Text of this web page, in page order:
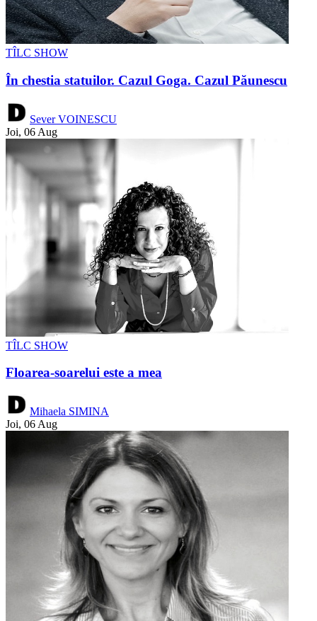
TÎLC SHOW
În chestia statuilor. Cazul Goga. Cazul Păunescu
Sever VOINESCU
Joi, 06 Aug
TÎLC SHOW
Floarea-soarelui este a mea
Mihaela SIMINA
Joi, 06 Aug